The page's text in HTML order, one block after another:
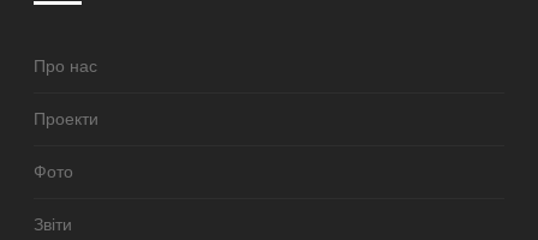
Про нас
Проекти
Фото
Звіти